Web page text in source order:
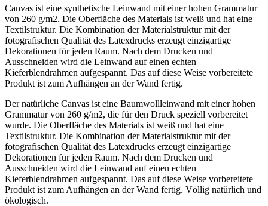
Canvas ist eine synthetische Leinwand mit einer hohen Grammatur
von 260 g/m2. Die Oberfläche des Materials ist weiß und hat eine
Textilstruktur. Die Kombination der Materialstruktur mit der
fotografischen Qualität des Latexdrucks erzeugt einzigartige
Dekorationen für jeden Raum. Nach dem Drucken und
Ausschneiden wird die Leinwand auf einen echten
Kieferblendrahmen aufgespannt. Das auf diese Weise vorbereitete
Produkt ist zum Aufhängen an der Wand fertig.
Der natürliche Canvas ist eine Baumwollleinwand mit einer hohen
Grammatur von 260 g/m2, die für den Druck speziell vorbereitet
wurde. Die Oberfläche des Materials ist weiß und hat eine
Textilstruktur. Die Kombination der Materialstruktur mit der
fotografischen Qualität des Latexdrucks erzeugt einzigartige
Dekorationen für jeden Raum. Nach dem Drucken und
Ausschneiden wird die Leinwand auf einen echten
Kieferblendrahmen aufgespannt. Das auf diese Weise vorbereitete
Produkt ist zum Aufhängen an der Wand fertig. Völlig natürlich und
ökologisch.